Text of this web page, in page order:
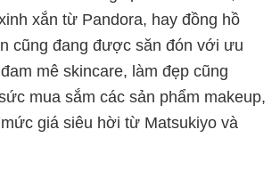
xắn từ Pandora, hay đồng hồ
cũng đang được săn đón với ưu
mê skincare, làm đẹp cũng
mua sắm các sản phẩm makeup,
giá siêu hời từ Matsukiyo và